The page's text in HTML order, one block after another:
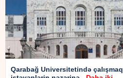
Qarabağ Universitetində çalışmaq